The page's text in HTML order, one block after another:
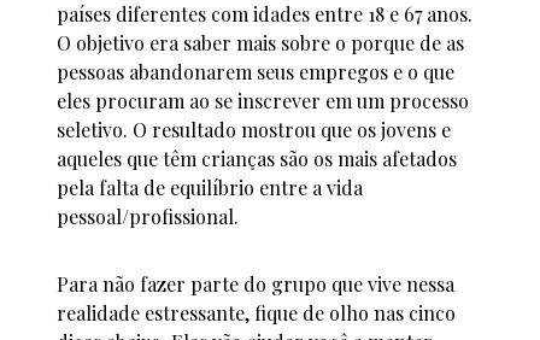
países diferentes com idades entre 18 e 67 anos.
O objetivo era saber mais sobre o porque de as
pessoas abandonarem seus empregos e o que
eles procuram ao se inscrever em um processo
seletivo. O resultado mostrou que os jovens e
aqueles que têm crianças são os mais afetados
pela falta de equilíbrio entre a vida
pessoal/profissional.
Para não fazer parte do grupo que vive nessa
realidade estressante, fique de olho nas cinco